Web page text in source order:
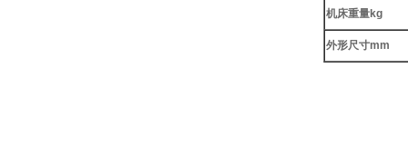
机床重量kg
外形尺寸mm